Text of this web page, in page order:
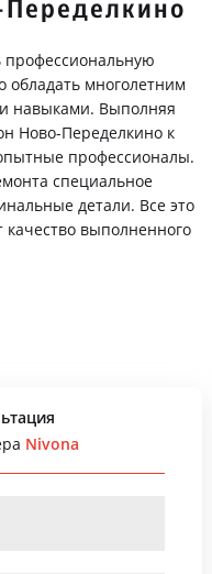
профессиональную
обладать многолетним
навыками. Выполняя
Ново-Переделкино к
профессионалы.
специальное
детали. Все это
выполненного
Nivona